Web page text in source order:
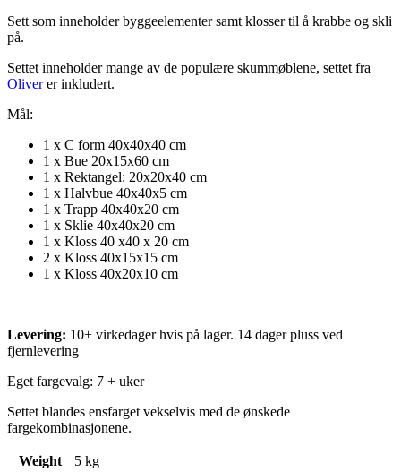
Sett som inneholder byggeelementer samt klosser til å krabbe og skli
på.
Settet inneholder mange av de populære skummøblene, settet fra
Oliverer inkludert.
Mål:
1 x C form 40x40x40 cm
1 x Bue 20x15x60 cm
1 x Rektangel: 20x20x40 cm
1 x Halvbue 40x40x5 cm
1 x Trapp 40x40x20 cm
1 x Sklie 40x40x20 cm
1 x Kloss 40 x40 x 20 cm
2 x Kloss 40x15x15 cm
1 x Kloss 40x20x10 cm
Levering: 10+ virkedager hvis på lager. 14 dager pluss ved
fjernlevering
Eget fargevalg: 7 + uker
Settet blandes ensfarget vekselvis med de ønskede
fargekombinasjonene.
Weight 5 kg